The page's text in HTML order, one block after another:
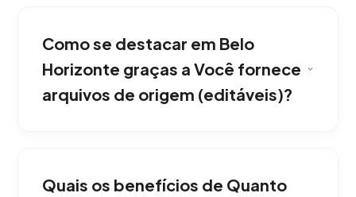
Como se destacar em Belo
Horizonte graças a Você fornece
arquivos de origem (editáveis)?
entregamos todo o pacote gráfico com seus
Quais os benefícios de Quanto